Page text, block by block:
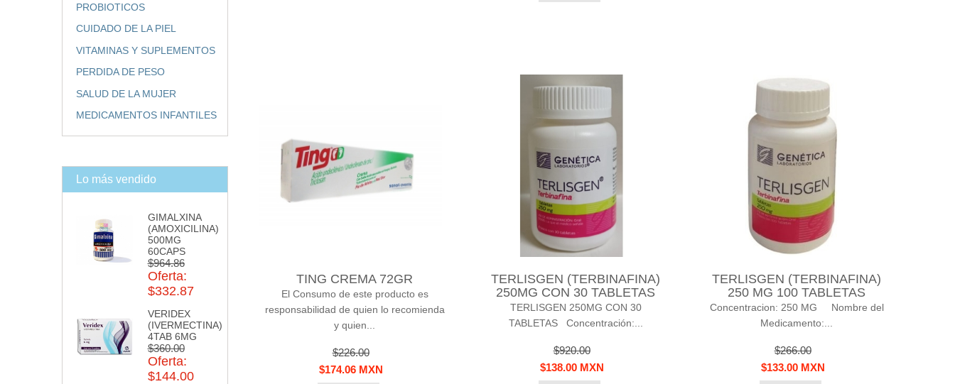
PROBIOTICOS
CUIDADO DE LA PIEL
VITAMINAS Y SUPLEMENTOS
PERDIDA DE PESO
SALUD DE LA MUJER
MEDICAMENTOS INFANTILES
Lo más vendido
GIMALXINA
(AMOXICILINA)
500MG
60CAPS
$964.86
Oferta:
$332.87
VERIDEX
(IVERMECTINA)
4TAB 6MG
$360.00
Oferta:
$144.00
TING CREMA 72GR
El Consumo de este producto es
responsabilidad de quien lo recomienda
y quien...
$226.00
$174.06 MXN
TERLISGEN (TERBINAFINA)
250MG CON 30 TABLETAS
TERLISGEN 250MG CON 30
TABLETAS Concentración:...
$920.00
$138.00 MXN
TERLISGEN (TERBINAFINA)
250 MG 100 TABLETAS
Concentracion: 250 MG Nombre del
Medicamento:...
$266.00
$133.00 MXN